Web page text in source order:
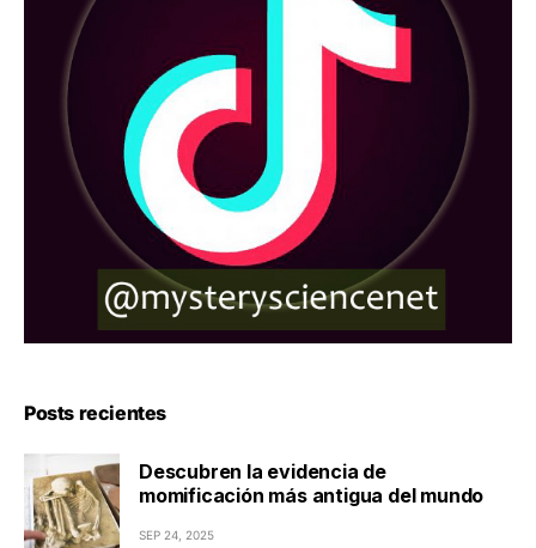
Posts recientes
Descubren la evidencia de
momificación más antigua del mundo
SEP 24, 2025